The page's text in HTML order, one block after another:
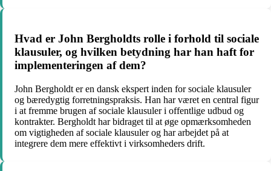
Hvad er John Bergholdts rolle i forhold til sociale
klausuler, og hvilken betydning har han haft for
implementeringen af dem?
John Bergholdt er en dansk ekspert inden for sociale klausuler
og bæredygtig forretningspraksis. Han har været en central figur
i at fremme brugen af sociale klausuler i offentlige udbud og
kontrakter. Bergholdt har bidraget til at øge opmærksomheden
om vigtigheden af sociale klausuler og har arbejdet på at
integrere dem mere effektivt i virksomheders drift.